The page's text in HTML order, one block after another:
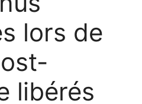
lors de
libérés